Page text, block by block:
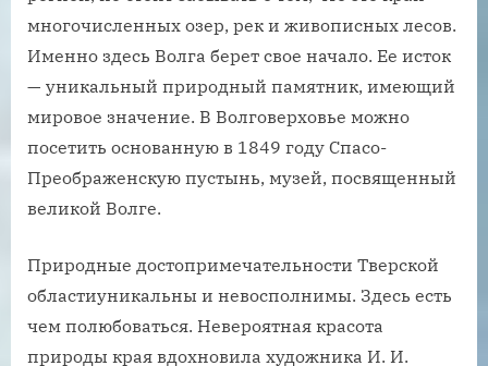
многочисленных озер, рек и живописных лесов.
Именно здесь Волга берет свое начало. Ее исток
— уникальный природный памятник, имеющий
мировое значение. В Волговерховье можно
посетить основанную в 1849 году Спасо-
Преображенскую пустынь, музей, посвященный
великой Волге.
Природные достопримечательности Тверской
областиуникальны и невосполнимы. Здесь есть
чем полюбоваться. Невероятная красота
природы края вдохновила художника И. И.